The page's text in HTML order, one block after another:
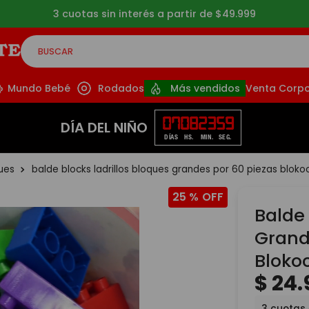
3 cuotas sin interés a partir de $49.999
BUSCAR
Mundo Bebé Rodados Más vendidos Venta
DÍA DEL NIÑO 07
DÍAS
08
HS.
23
MIN.
58
SEG.
balde blocks ladrillos bloques grandes por 60 piezas
25 %
$24.